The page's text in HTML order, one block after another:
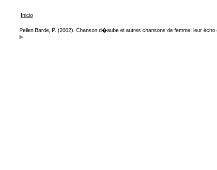
Inicio
Pellen.Barde, P. (2002). Chanson d�aube et autres chansons de femme: leur